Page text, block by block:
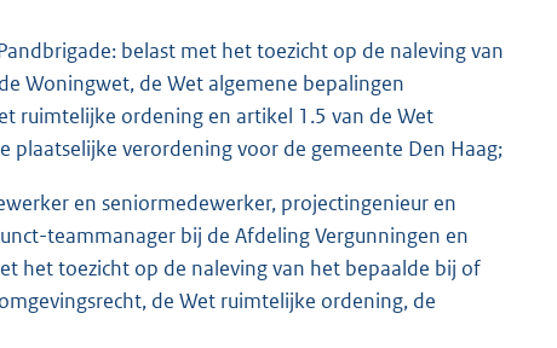
belast met het toezicht op de naleving van
Woningwet, de Wet algemene bepalingen
ruimtelijke ordening en artikel 1.5 van de Wet
verordening voor de gemeente Den Haag;
en seniormedewerker, projectingenieur en
teammanager bij de Afdeling Vergunningen en
het toezicht op de naleving van het bepaalde bij of
de Wet ruimtelijke ordening, de